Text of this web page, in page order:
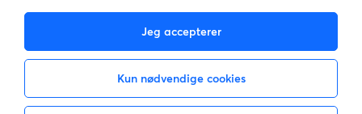
Jeg accepterer
Kun nødvendige cookies
E-mail: